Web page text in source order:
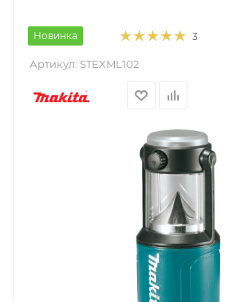
Новинка 3
Артикул: STEXML102